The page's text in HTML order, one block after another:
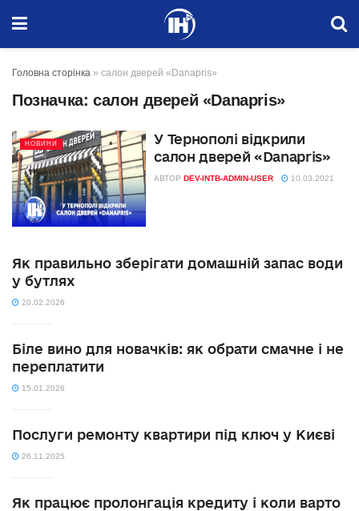
Головна сторінка » салон дверей «Danapris»
Позначка: салон дверей «Danapris»
НОВИНИ
У Тернополі відкрили
салон дверей «Danapris»
АВТОР DEV-INTB-ADMIN-USER 10.03.2021
Як правильно зберігати домашній запас води
у бутлях
20.02.2026
Біле вино для новачків: як обрати смачне і не
переплатити
15.01.2026
Послуги ремонту квартири під ключ у Києві
26.11.2025
Як працює пролонгація кредиту і коли варто